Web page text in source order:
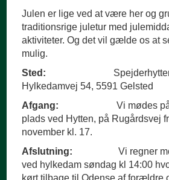
Julen er lige ved at være her og
traditionsrige juletur med
aktiviteter. Og det vil gælde os at
mulig.
Sted: Spejderhytten
Hylkedamvej 54, 5591 Gelsted
Afgang: Vi mødes på
plads ved Hytten, på Rugårdsvej
november kl. 17.
Afslutning: Vi regner med
ved hylkedam søndag kl 14:00